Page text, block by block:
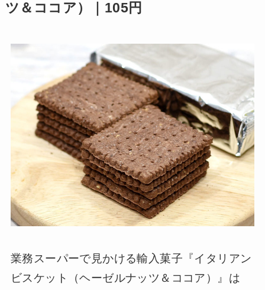
ツ＆ココア）｜105円
業務スーパーで見かける輸入菓子『イタリアン
ビスケット（ヘーゼルナッツ＆ココア）』は